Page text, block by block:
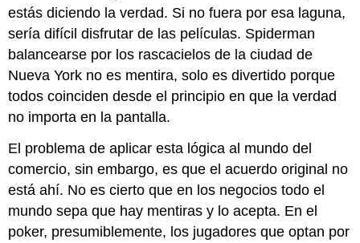
estás diciendo la verdad. Si no fuera por esa laguna,
sería difícil disfrutar de las películas. Spiderman
balancearse por los rascacielos de la ciudad de
Nueva York no es mentira, solo es divertido porque
todos coinciden desde el principio en que la verdad
no importa en la pantalla.
El problema de aplicar esta lógica al mundo del
comercio, sin embargo, es que el acuerdo original no
está ahí. No es cierto que en los negocios todo el
mundo sepa que hay mentiras y lo acepta. En el
poker, presumiblemente, los jugadores que optan por